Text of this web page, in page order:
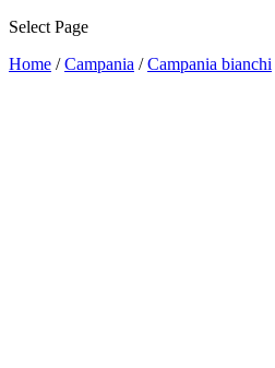
Select Page
Home /Campania /Campania bianchi